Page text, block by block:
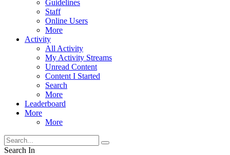
Guidelines
Staff
Online Users
More
Activity
All Activity
My Activity Streams
Unread Content
Content I Started
Search
More
Leaderboard
More
More
Search In